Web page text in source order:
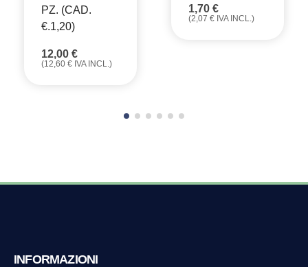
PZ. (CAD.
€.1,20)
12,00 €
(12,60 € IVA INCL.)
1,70 €
(2,07 € IVA INCL.)
INFORMAZIONI